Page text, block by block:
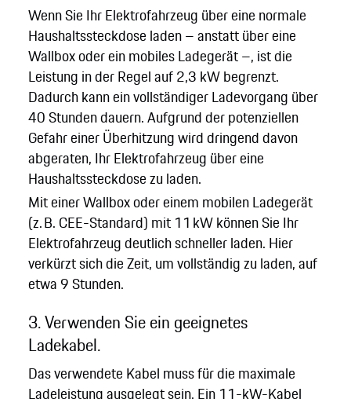
Wenn Sie Ihr Elektrofahrzeug über eine normale
Haushaltssteckdose laden – anstatt über eine
Wallbox oder ein mobiles Ladegerät –, ist die
Leistung in der Regel auf 2,3 kW begrenzt.
Dadurch kann ein vollständiger Ladevorgang über
40 Stunden dauern. Aufgrund der potenziellen
Gefahr einer Überhitzung wird dringend davon
abgeraten, Ihr Elektrofahrzeug über eine
Haushaltssteckdose zu laden.
Mit einer Wallbox oder einem mobilen Ladegerät
(z. B. CEE-Standard) mit 11 kW können Sie Ihr
Elektrofahrzeug deutlich schneller laden. Hier
verkürzt sich die Zeit, um vollständig zu laden, auf
etwa 9 Stunden.
3. Verwenden Sie ein geeignetes
Ladekabel.
Das verwendete Kabel muss für die maximale
Ladeleistung ausgelegt sein. Ein 11-kW-Kabel